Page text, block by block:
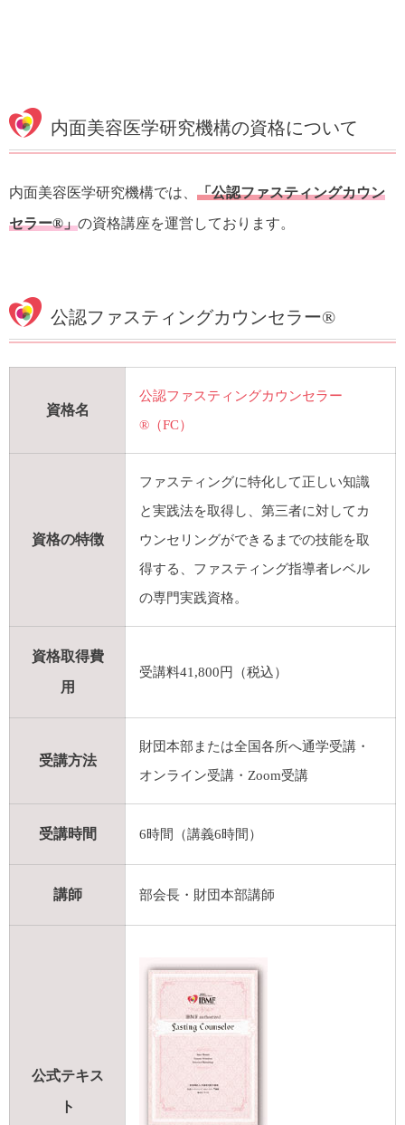
内面美容医学研究機構の資格について
内面美容医学研究機構では、 「公認ファスティングカウン
セラー®」の資格講座を運営しております。
公認ファスティングカウンセラー®
資格名
公認ファスティングカウンセラー
® （FC）
資格の特徴
ファスティングに特化して正しい知識
と実践法を取得し、第三者に対してカ
ウンセリングができるまでの技能を取
得する、ファスティング指導者レベル
の専門実践資格。
資格取得費
用
受講料41,800円（税込）
受講方法
財団本部または全国各所へ通学受講・
オンライン受講・Zoom受講
受講時間 6時間（講義6時間）
講師 部会長・財団本部講師
公式テキス
ト